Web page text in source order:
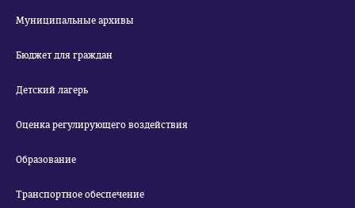
Муниципальные архивы
Бюджет для граждан
Детский лагерь
Оценка регулирующего воздействия
Образование
Транспортное обеспечение